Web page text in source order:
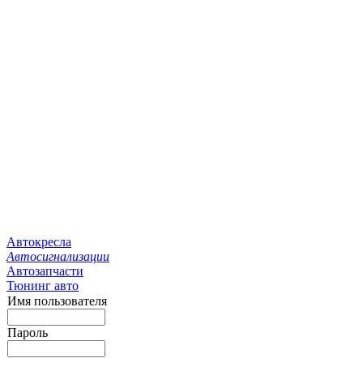
Автокресла
Автосигнализации
Автозапчасти
Тюнинг авто
Имя пользователя
Пароль